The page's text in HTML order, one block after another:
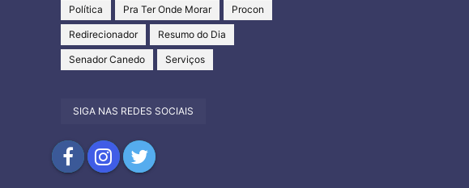
Política Pra Ter Onde Morar Procon
Redirecionador Resumo do Dia
Senador Canedo Serviços
SIGA NAS REDES SOCIAIS